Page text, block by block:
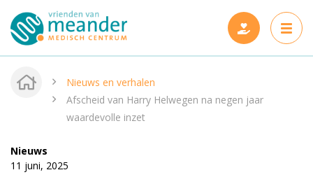
Projecten
Nieuwe projecten
Steun ons
Nieuws en verhalen
Afscheid van Harry Helwegen na negen jaar
waardevolle inzet
Nieuws
11 juni, 2025